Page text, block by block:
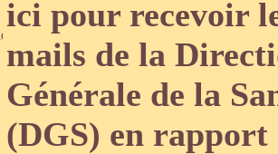
ici pour recevoir
mails de la
Générale de la
(DGS) en rapport